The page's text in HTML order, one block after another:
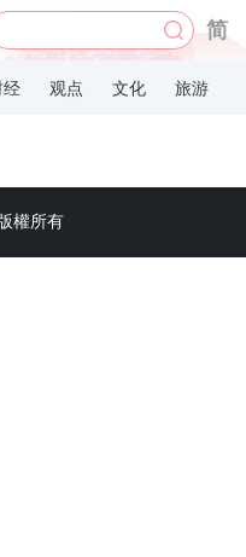
简
经 观点 文化 旅游
權所有